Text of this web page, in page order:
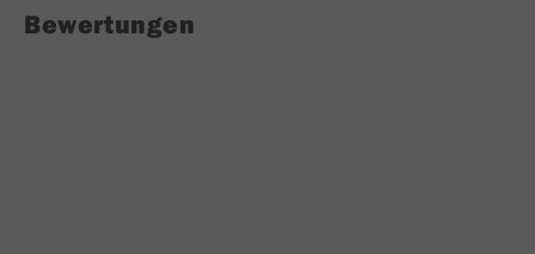
Bewertungen